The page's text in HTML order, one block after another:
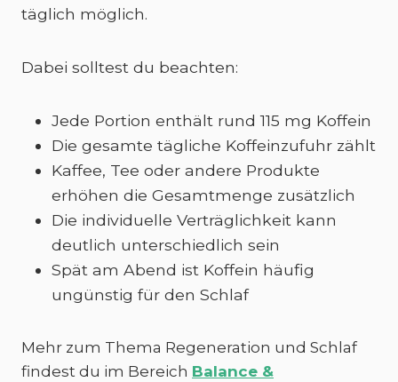
täglich möglich.
Dabei solltest du beachten:
Jede Portion enthält rund 115 mg Koffein
Die gesamte tägliche Koffeinzufuhr zählt
Kaffee, Tee oder andere Produkte
erhöhen die Gesamtmenge zusätzlich
Die individuelle Verträglichkeit kann
deutlich unterschiedlich sein
Spät am Abend ist Koffein häufig
ungünstig für den Schlaf
Mehr zum Thema Regeneration und Schlaf
findest du im Bereich Balance &